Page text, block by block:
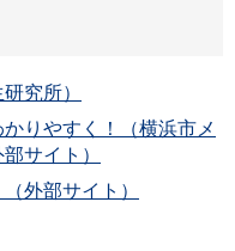
究所）
りやすく！（横浜市メ
サイト）
外部サイト）